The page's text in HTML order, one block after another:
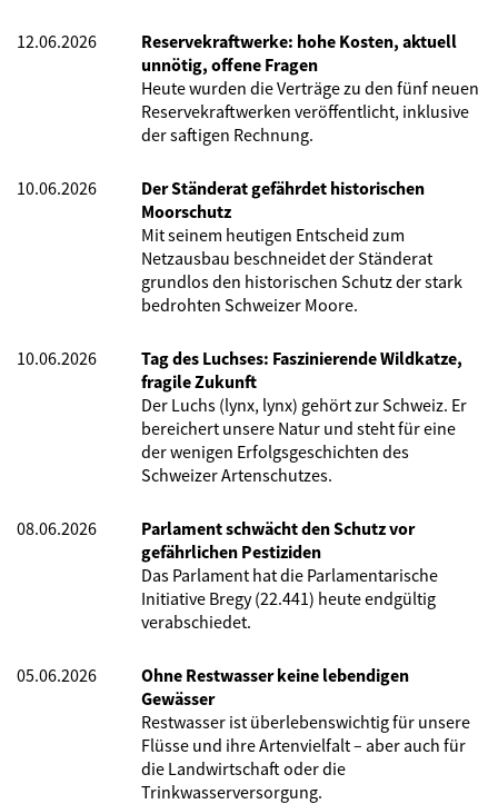
12.06.2026
Reservekraftwerke: hohe Kosten, aktuell
unnötig, offene Fragen
Heute wurden die Verträge zu den fünf neuen
Reservekraftwerken veröffentlicht, inklusive
der saftigen Rechnung.
10.06.2026
Der Ständerat gefährdet historischen
Moorschutz
Mit seinem heutigen Entscheid zum
Netzausbau beschneidet der Ständerat
grundlos den historischen Schutz der stark
bedrohten Schweizer Moore.
10.06.2026
Tag des Luchses: Faszinierende Wildkatze,
fragile Zukunft
Der Luchs (lynx, lynx) gehört zur Schweiz. Er
bereichert unsere Natur und steht für eine
der wenigen Erfolgsgeschichten des
Schweizer Artenschutzes.
08.06.2026
Parlament schwächt den Schutz vor
gefährlichen Pestiziden
Das Parlament hat die Parlamentarische
Initiative Bregy (22.441) heute endgültig
verabschiedet.
05.06.2026
Ohne Restwasser keine lebendigen
Gewässer
Restwasser ist überlebenswichtig für unsere
Flüsse und ihre Artenvielfalt – aber auch für
die Landwirtschaft oder die
Trinkwasserversorgung.